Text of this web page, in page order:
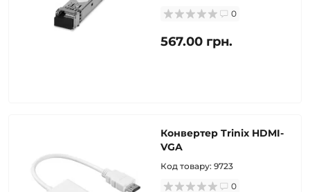
0
567.00 грн.
Конвертер Trinix HDMI-
VGA
Код товару: 9723
0